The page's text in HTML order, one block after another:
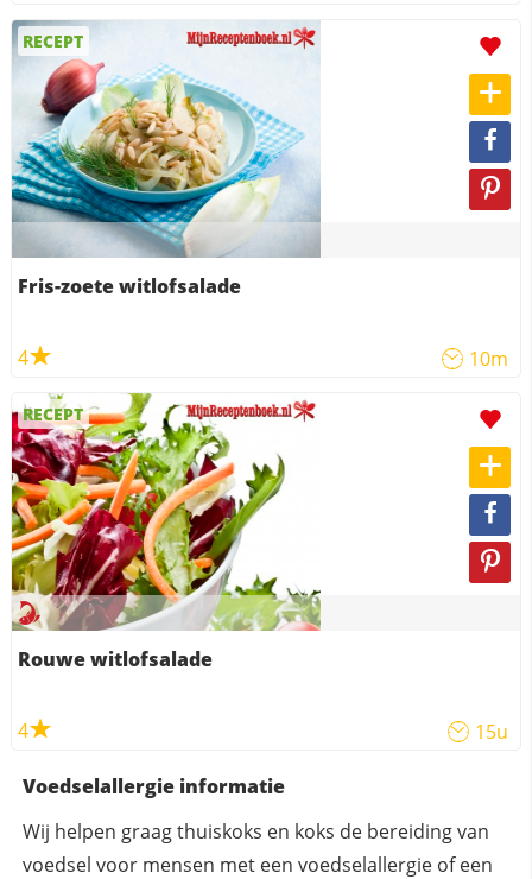
RECEPT
Fris-zoete witlofsalade
4 10m
RECEPT
Rouwe witlofsalade
4 15u
Voedselallergie informatie
Wij helpen graag thuiskoks en koks de bereiding van
voedsel voor mensen met een voedselallergie of een